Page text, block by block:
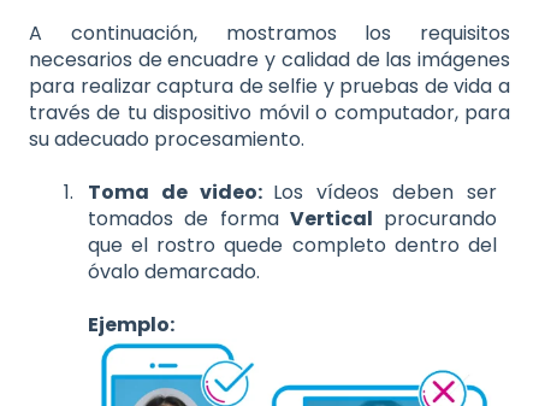
A continuación, mostramos los requisitos
necesarios de encuadre y calidad de las imágenes
para realizar captura de selfie y pruebas de vida a
través de tu dispositivo móvil o computador, para
su adecuado procesamiento.
Toma de video: Los vídeos deben ser
tomados de formaVertical procurando
que el rostro quede completo dentro del
óvalo demarcado.
Ejemplo: